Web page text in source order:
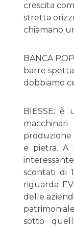
crescita
stretta
chiamano
BANCA
barre
dobbiamo
BIESSE: è
produzione
e pietra. A
scontati di
riguarda
delle
sotto